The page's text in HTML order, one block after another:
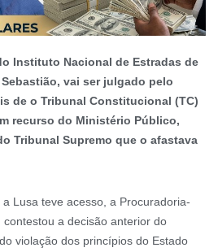
Instituto Nacional de Estradas de
vai ser julgado pelo
de o Tribunal Constitucional (TC)
recurso do Ministério Público,
Tribunal Supremo que o afastava
Lusa teve acesso, a Procuradoria-
a decisão anterior do
violação dos princípios do Estado